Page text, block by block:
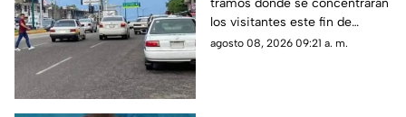
Acapulco
tramos donde se concentrarán
los visitantes este fin de
semana y las rutas que
agosto 08, 2026 09:21 a. m.